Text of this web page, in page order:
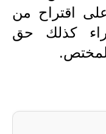
المتوسطة
وزارة التعليم
اقتراح من
كذلك حق
المختص.